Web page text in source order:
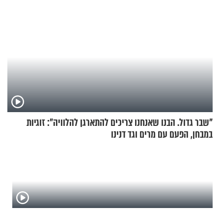
"שבר גדול. הבנו שאנחנו צריכים להתארגן להלוויה": זוגיות
במבחן, הפעם עם מרים וגד דנינו